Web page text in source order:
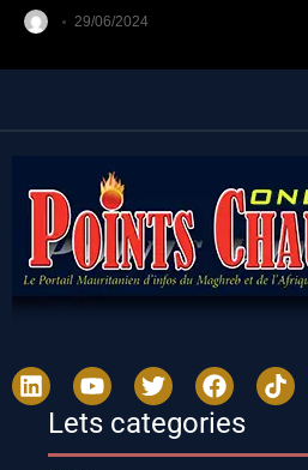
29/06/2024
Lets categories